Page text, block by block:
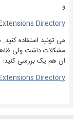
و
Directory
مشکلات داشت ولی
ان هم یک بررسی کنید:
Directory